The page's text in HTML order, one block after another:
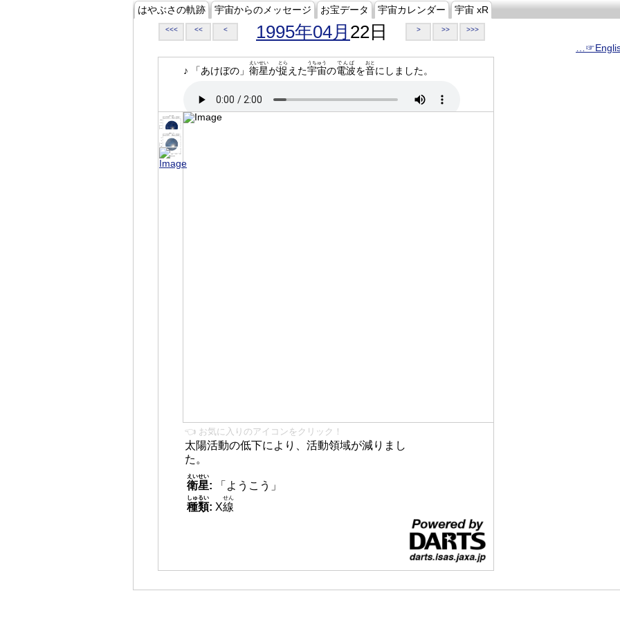
はやぶさの軌跡 宇宙からのメッセージ お宝データ 宇宙カレンダー 宇宙 xR
<<< << < 1995年04月 22日 > >> >>>
♪ 「あけぼの」 衛星
えいせい
が捉
とら
えた宇宙
うちゅう
の電波
でんぱ
を音
おと
にしました。
👈 お気に入りのアイコンをクリック！
太陽活動の低下により、活動領域が減りまし
た。
衛星
えいせい
:
「ようこう」
種類
しゅるい
: X線
せん